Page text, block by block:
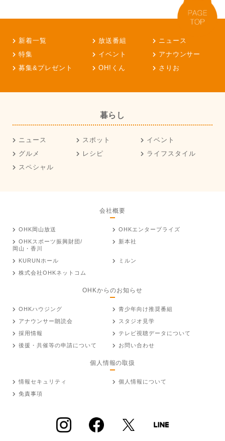
新着一覧 放送番組
ニュース
特集
イベント
アナウンサー
募集&プレゼント
OH!くん さりお
暮らし
ニュース スポット
イベント
グルメ
レシピ
ライフスタイル
スペシャル
会社概要
OHK岡山放送
OHKエンタープライズ
OHKスポーツ振興財団/
岡山・香川
新本社
KURUNホール
ミルン
株式会社OHKネットコム
OHKからのお知らせ
OHKハウジング
青少年向け推奨番組
アナウンサー朗読会
スタジオ見学
採用情報
テレビ視聴データについて
後援・共催等の申請について
お問い合わせ
個人情報の取扱
情報セキュリティ
個人情報について
免責事項